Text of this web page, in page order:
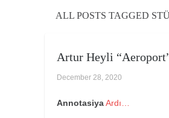
ALL POSTS TAGGED
Artur Heyli
December 28, 2020
AnnotasiyaArdı…